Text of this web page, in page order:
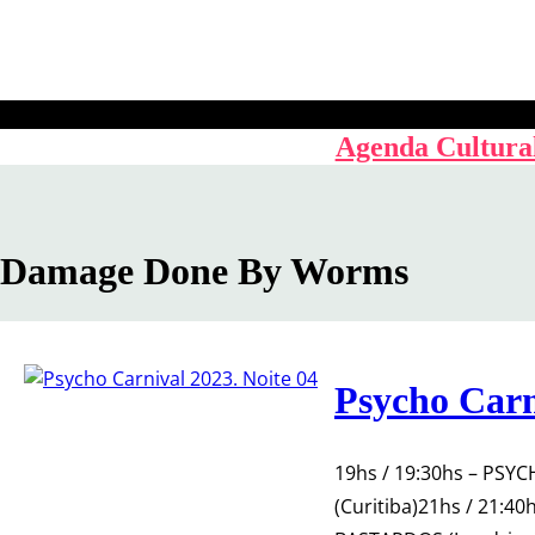
conteúdo
Agenda
Damage Done By Worms
Psycho
19hs / 19:30hs –
(Curitiba)21hs /